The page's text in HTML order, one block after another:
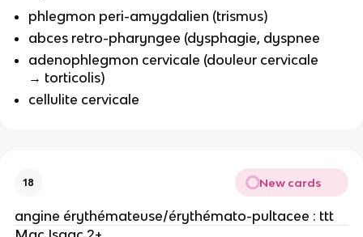
phlegmon peri-amygdalien (trismus)
abces retro-pharyngee (dysphagie, dyspnee
adenophlegmon cervicale (douleur cervicale
→ torticolis)
cellulite cervicale
18 New cards
angine érythémateuse/érythémato-pultacee : ttt